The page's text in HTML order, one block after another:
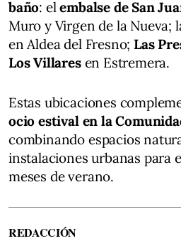
baño: elembalse de San
Muro y Virgen de la Nueva;
en Aldea del Fresno; Las
Los Villaresen Estremera.
Estas ubicaciones
ocio estival en la
combinando espacios
instalaciones urbanas para
meses de verano.
REDACCIÓN